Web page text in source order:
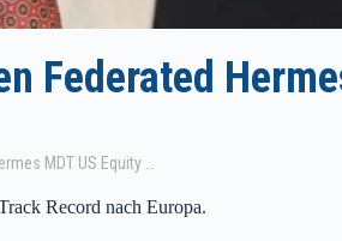
Federated
Record nach Europa.